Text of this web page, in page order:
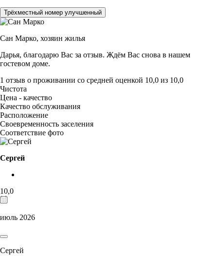
Трёхместный номер улучшенный
Сан Марко, хозяин жилья
Дарья, благодарю Вас за отзыв. Ждём Вас снова в нашем
гостевом доме.
1 отзыв о проживании со средней оценкой 10,0 из 10,0
Чистота
Цена - качество
Качество обслуживания
Расположение
Своевременность заселения
Соответствие фото
Сергей
10,0
июль 2026
Сергей